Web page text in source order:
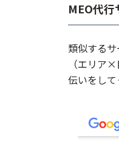
MEO代
類似する
（エリア
伝いをして